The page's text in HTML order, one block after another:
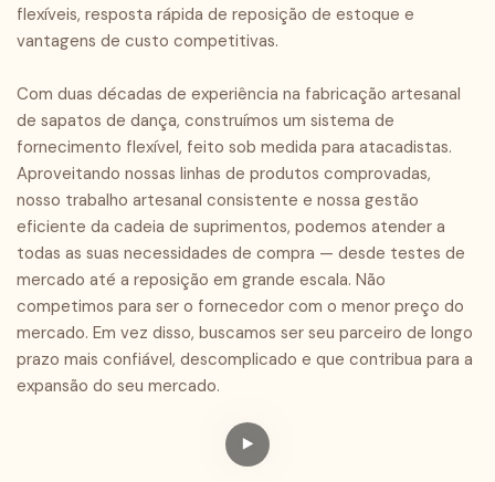
flexíveis, resposta rápida de reposição de estoque e
vantagens de custo competitivas.
Com duas décadas de experiência na fabricação artesanal
de sapatos de dança, construímos um sistema de
fornecimento flexível, feito sob medida para atacadistas.
Aproveitando nossas linhas de produtos comprovadas,
nosso trabalho artesanal consistente e nossa gestão
eficiente da cadeia de suprimentos, podemos atender a
todas as suas necessidades de compra — desde testes de
mercado até a reposição em grande escala. Não
competimos para ser o fornecedor com o menor preço do
mercado. Em vez disso, buscamos ser seu parceiro de longo
prazo mais confiável, descomplicado e que contribua para a
expansão do seu mercado.